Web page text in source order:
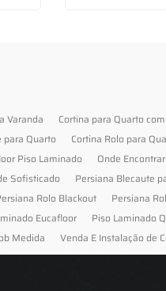
Varanda
Cortina para Quarto
para Quarto Cortina Rolo para
Piso Laminado
Onde
Sofisticado Persiana Blecaute
Rolo Blackout Persiana
Eucafloor Piso Laminado
Medida Venda E Instalação de